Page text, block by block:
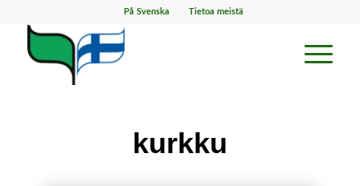
På Svenska Tietoa meistä
kurkku